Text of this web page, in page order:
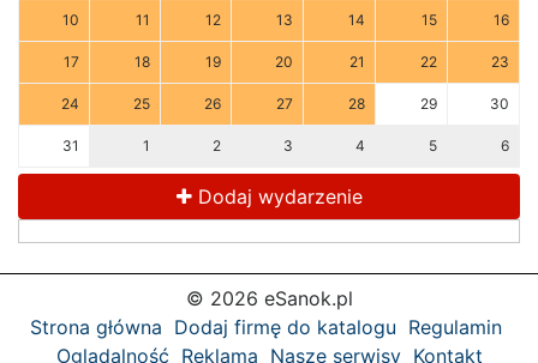
10 11 12 13 14 15 16
17 18 19 20 21 22 23
24 25 26 27 28 29 30
31 1 2 3 4 5 6
Dodaj wydarzenie
© 2026 eSanok.pl
Strona główna Dodaj firmę do katalogu Regulamin
Oglądalność Reklama Nasze serwisy Kontakt